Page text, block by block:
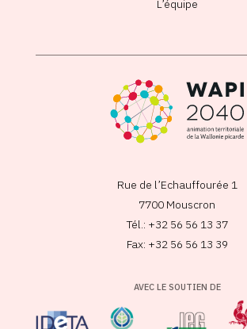
L’équipe
Rue de l’Echauffourée 1
7700 Mouscron
Tél.: +32 56 56 13 37
Fax: +32 56 56 13 39
AVEC LE SOUTIEN DE